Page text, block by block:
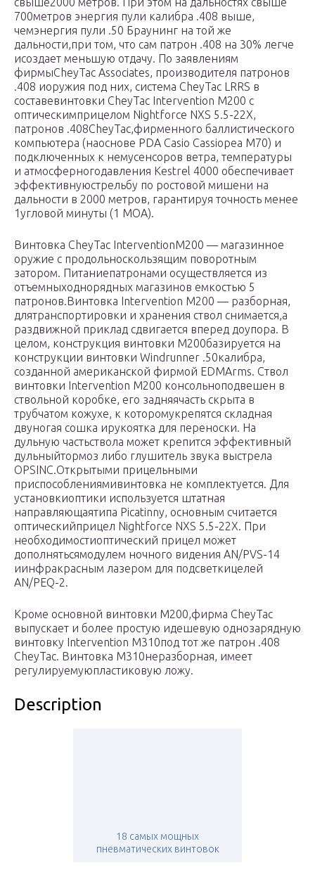
700метров энергия пули калибра .408 выше,
чемэнергия пули .50 Браунинг на той же
дальности,при том, что сам патрон .408 на 30% легче
исоздает меньшую отдачу. По заявлениям
фирмыCheyTac Associates, производителя патронов
.408 иоружия под них, система CheyTac LRRS в
составевинтовки CheyTac Intervention M200 с
оптическимприцелом Nightforce NXS 5.5-22X,
патронов .408CheyTac,фирменного баллистического
компьютера (наоснове PDA Casio Cassiopea M70) и
подключенных к немусенсоров ветра, температуры
и атмосферногодавления Kestrel 4000 обеспечивает
эффективнуюстрельбу по ростовой мишени на
дальности в 2000 метров, гарантируя точность менее
1угловой минуты (1 МОА).
Винтовка CheyTac InterventionM200 — магазинное
оружие с продольноскользящим поворотным
затором. Питаниепатронами осуществляется из
отъемныходнорядных магазинов емкостью 5
патронов.Винтовка Intervention M200 — разборная,
длятранспортировки и хранения ствол снимается,а
раздвижной приклад сдвигается вперед доупора. В
целом, конструкция винтовки М200базируется на
конструкции винтовки Windrunner .50калибра,
созданной американской фирмой EDMArms. Ствол
винтовки Intervention M200 консольноподвешен в
ствольной коробке, его задняячасть скрыта в
трубчатом кожухе, к которомукрепятся складная
двуногая сошка ирукоятка для переноски. На
дульную частьствола может крепится эффективный
дульныйтормоз либо глушитель звука выстрела
OPSINC.Открытыми прицельными
приспособлениямивинтовка не комплектуется. Для
установкиоптики используется штатная
направляющаятипа Picatinny, основным считается
оптическийприцел Nightforce NXS 5.5-22X. При
необходимостиоптический прицел может
дополнятьсямодулем ночного видения AN/PVS-14
иинфракрасным лазером для подсветкицелей
AN/PEQ-2.
Кроме основной винтовки М200,фирма CheyTac
выпускает и более простую идешевую однозарядную
винтовку Intervention M310под тот же патрон .408
CheyTac. Винтовка М310неразборная, имеет
регулируемуюпластиковую ложу.
Description
18 самых мощных
пневматических винтовок